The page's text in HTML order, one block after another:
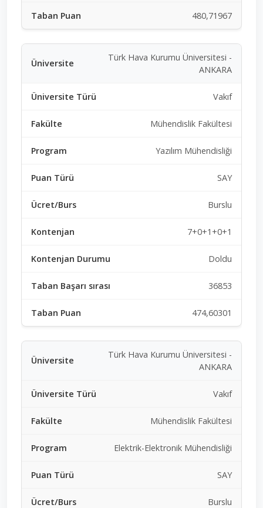
480,71967
Türk Hava Kurumu Üniversitesi -
ANKARA
Vakıf
Mühendislik Fakültesi
Yazılım Mühendisliği
SAY
Burslu
7+0+1+0+1
Doldu
36853
474,60301
Türk Hava Kurumu Üniversitesi -
ANKARA
Vakıf
Mühendislik Fakültesi
Elektrik-Elektronik Mühendisliği
SAY
Burslu